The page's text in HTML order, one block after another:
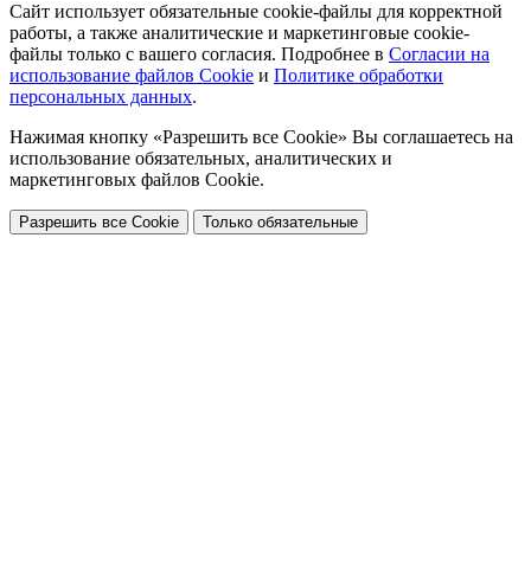
Сайт использует обязательные cookie-файлы для корректной
работы, а также аналитические и маркетинговые cookie-
файлы только с вашего согласия. Подробнее в Согласии на
использование файлов Cookie и Политике обработки
персональных данных.
Нажимая кнопку «Разрешить все Cookie» Вы соглашаетесь на
использование обязательных, аналитических и
маркетинговых файлов Cookie.
Разрешить все Cookie Только обязательные